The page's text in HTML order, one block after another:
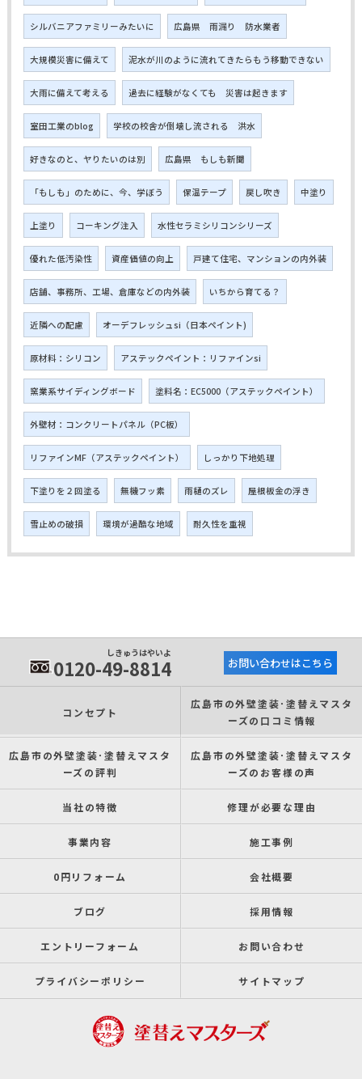
シルバニアファミリーみたいに 広島県 雨漏り 防水業者
大規模災害に備えて 泥水が川のように流れてきたらもう移動できない
大雨に備えて考える 過去に経験がなくても 災害は起きます
室田工業のblog 学校の校舎が倒壊し流される 洪水
好きなのと、ヤりたいのは別 広島県 もしも新聞
「もしも」のために、今、学ぼう 保温テープ 戻し吹き 中塗り
上塗り コーキング注入 水性セラミシリコンシリーズ
優れた低汚染性 資産価値の向上 戸建て住宅、マンションの内外装
店舗、事務所、工場、倉庫などの内外装 いちから育てる？
近隣への配慮 オーデフレッシュsi（日本ペイント)
原材料：シリコン アステックペイント：リファインsi
窯業系サイディングボード 塗料名：EC5000（アステックペイント）
外壁材：コンクリートパネル（PC板）
リファインMF（アステックペイント） しっかり下地処理
下塗りを２回塗る 無機フッ素 雨樋のズレ 屋根板金の浮き
雪止めの破損 環境が過酷な地域 耐久性を重視
しきゅうはやいよ
0120-49-8814 お問い合わせはこちら
コンセプト
広島市の外壁塗装･塗替えマスタ
ーズの口コミ情報
広島市の外壁塗装･塗替えマスタ
ーズの評判
広島市の外壁塗装･塗替えマスタ
ーズのお客様の声
当社の特徴 修理が必要な理由
事業内容 施工事例
0円リフォーム 会社概要
ブログ 採用情報
エントリーフォーム お問い合わせ
プライバシーポリシー サイトマップ